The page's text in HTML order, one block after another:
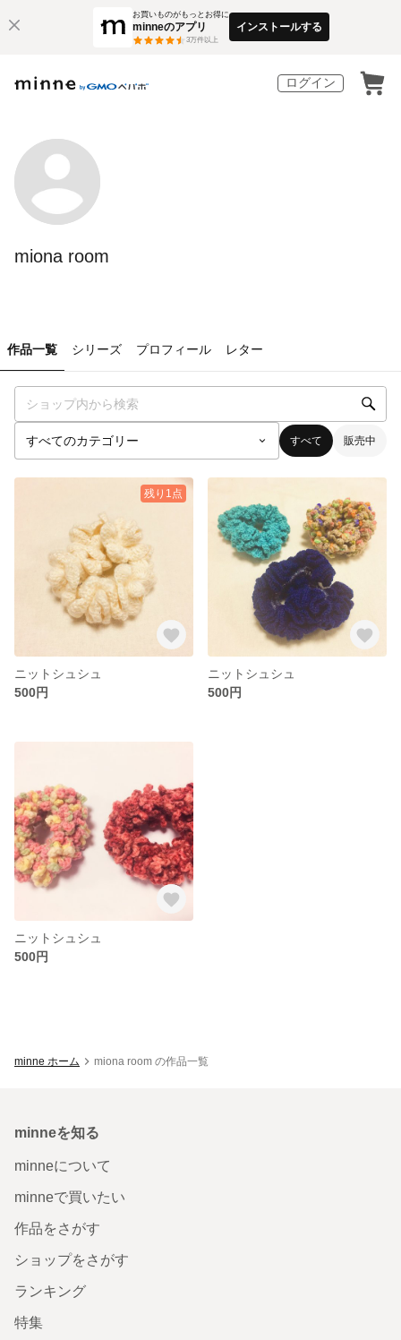
お買いものがもっとお得に
minneのアプリ
3万件以上
インストールする
ログイン
miona room
作品一覧 シリーズ プロフィール レター
すべて 販売中
残り1点
ニットシュシュ
500円
ニットシュシュ
500円
ニットシュシュ
500円
minne ホーム miona room の作品一覧
minneを知る
minneについて
minneで買いたい
作品をさがす
ショップをさがす
ランキング
特集